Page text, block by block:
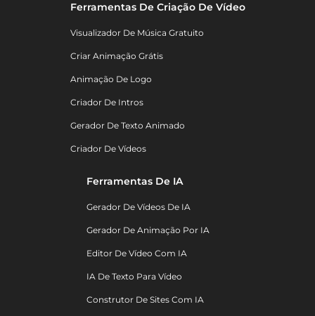
Ferramentas De Criação De Vídeo
Visualizador De Música Gratuito
Criar Animação Grátis
Animação De Logo
Criador De Intros
Gerador De Texto Animado
Criador De Vídeos
Ferramentas De IA
Gerador De Vídeos De IA
Gerador De Animação Por IA
Editor De Vídeo Com IA
IA De Texto Para Vídeo
Construtor De Sites Com IA